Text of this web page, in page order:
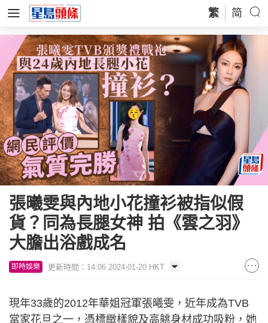
繁 简
張曦雯與內地小花撞衫被指似假
貨？同為長腿女神 拍《雲之羽》
大膽出浴戲成名
即時娛樂 更新時間：14:06 2024-01-20 HKT
現年33歲的2012年華姐冠軍張曦雯，近年成為TVB
當家花旦之一，憑標緻樣貌及高䠷身材成功吸粉，她